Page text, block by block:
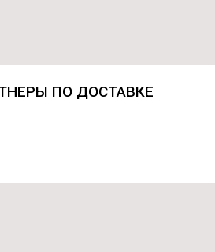
ПО ДОСТАВКЕ